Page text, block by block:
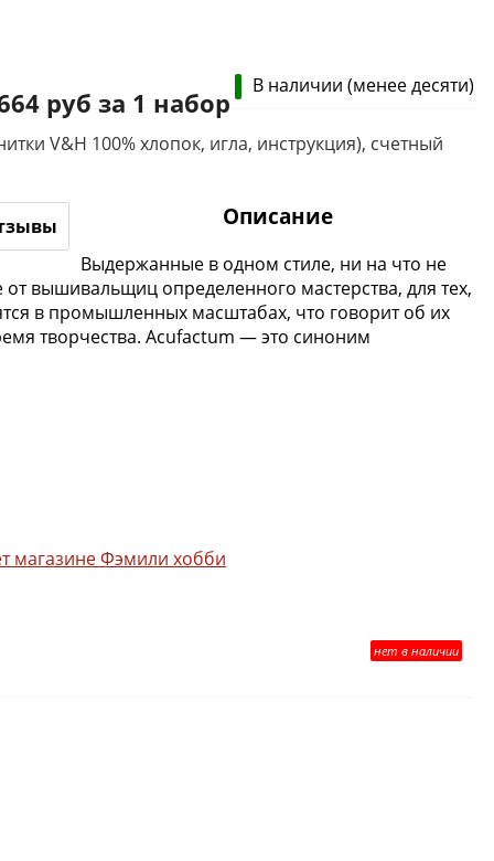
В наличии (менее десяти)
руб за 1 набор
V&H 100% хлопок, игла, инструкция), счетный
Описание
Выдержанные в одном стиле, ни на что не
вышивальщиц определенного мастерства, для тех,
в промышленных масштабах, что говорит об их
творчества. Acufactum — это синоним
нет в наличии